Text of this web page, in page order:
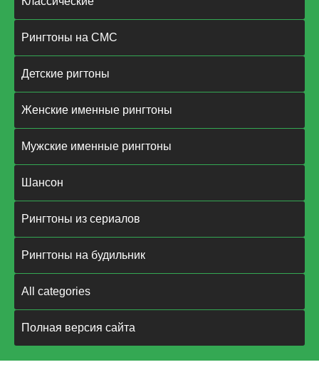
Рингтоны на СМС
Детские ригтоны
Женские именные рингтоны
Мужские именные рингтоны
Шансон
Рингтоны из сериалов
Рингтоны на будильник
All categories
Полная версия сайта